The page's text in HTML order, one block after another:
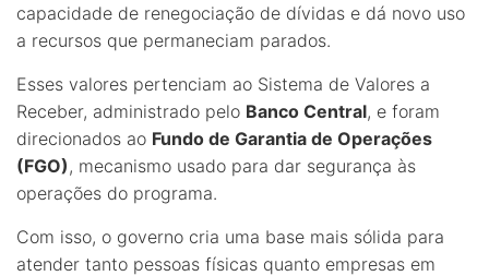
capacidade de renegociação de dívidas e dá novo uso
a recursos que permaneciam parados.
Esses valores pertenciam ao Sistema de Valores a
Receber, administrado pelo Banco Central, e foram
direcionados ao Fundo de Garantia de Operações
(FGO) , mecanismo usado para dar segurança às
operações do programa.
Com isso, o governo cria uma base mais sólida para
atender tanto pessoas físicas quanto empresas em